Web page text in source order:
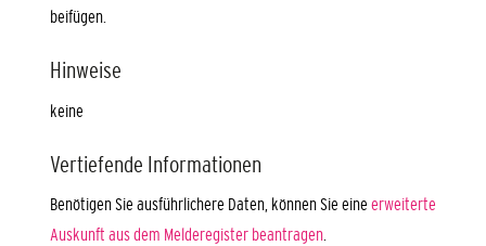
beifügen.
Hinweise
keine
Vertiefende Informationen
Benötigen Sie ausführlichere Daten, können Sie eine erweiterte
Auskunft aus dem Melderegister beantragen